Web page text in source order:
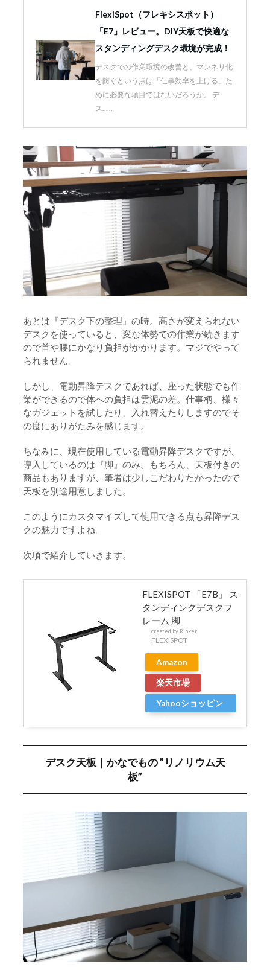
FlexiSpot（フレキシスポット）
「E7」レビュー。DIY天板で快適な
スタンディングデスク環境が完成！
デスクでの作業環境の改善と、マンネリ化
を防ぐという点は「仕事効率を上げる」た
めに必要な項目ではないだろうか。 デ
ス……
あとは『デスク下の整理』の時。高さが変えられない
デスクを使っていると、変な体勢での作業が続きます
ので首や腰にかなり負担がかかります。マジでやって
られません。
しかし、電動昇降デスクであれば、座った状態でも作
業ができるので体への負担は雲泥の差。仕事柄、様々
なガジェットを試したり、入れ替えたりしますのでそ
の度にありがたみを感じます。
ちなみに、現在使用している電動昇降デスクですが、
導入しているのは『脚』のみ。もちろん、天板付きの
商品もありますが、筆者は少しこだわりたかったので
天板を別途用意しました。
このようにカスタマイズして使用できる点も昇降デス
クの魅力ですよね。
次項で紹介していきます。
FLEXISPOT 「E7B」 ス
タンディングデスクフ
レーム 脚
created by Rinker
FLEXISPOT
Amazon
楽天市場
Yahooショッピン
デスク天板｜かなでもの ”リノリウム天
板”